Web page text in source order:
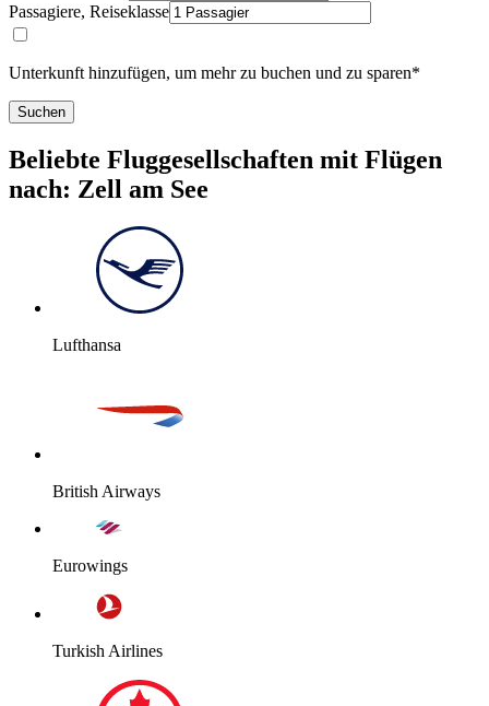
Passagiere, Reiseklasse
Unterkunft hinzufügen, um mehr zu buchen und zu sparen*
Suchen
Beliebte Fluggesellschaften mit Flügen
nach: Zell am See
Lufthansa
British Airways
Eurowings
Turkish Airlines